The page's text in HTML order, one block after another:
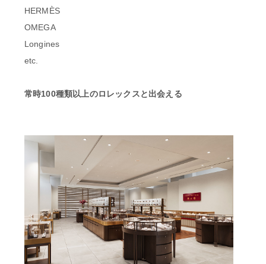
HERMÈS
OMEGA
Longines
etc.
常時100種類以上のロレックスと出会える